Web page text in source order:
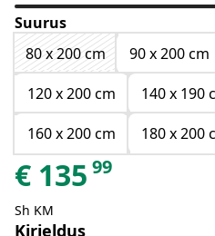
Suurus
80 x 200 cm
90 x 200 cm
120 x 200 cm
140 x 190
160 x 200 cm
180 x 200
€ 135 99
Sh KM
Kirjeldus